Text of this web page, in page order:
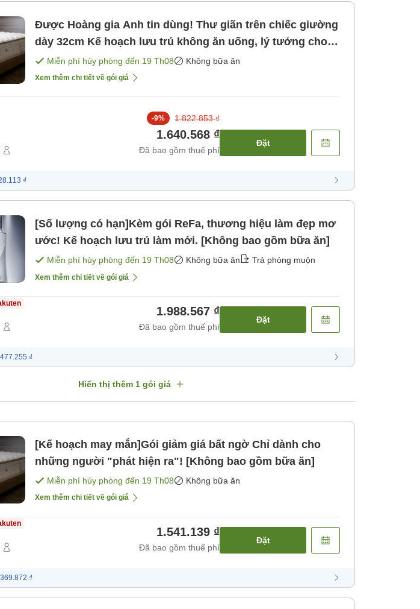
Được Hoàng gia Anh tin dùng! Thư giãn trên chiếc giường
dày 32cm Kế hoạch lưu trú không ăn uống, lý tưởng cho
việc tham gia các buổi hòa nhạc tại GLION hoặc Kobe!
[Không bao gồm bữa ăn]
Miễn phí hủy phòng đến 19 Th08 Không bữa ăn
Xem thêm chi tiết về gói giá
-9% 1.822.853 ₫
1.640.568 ₫
Đã bao gồm thuế phí
Đặt
₫
[Số lượng có hạn]Kèm gói ReFa, thương hiệu làm đẹp mơ
ước! Kế hoạch lưu trú làm mới. [Không bao gồm bữa ăn]
Miễn phí hủy phòng đến 19 Th08 Không bữa ăn Trả phòng muộn
Xem thêm chi tiết về gói giá
1.988.567 ₫
Đã bao gồm thuế phí
Đặt
477.255 ₫
Hiển thị thêm 1 gói giá
[Kế hoạch may mắn]Gói giảm giá bất ngờ Chỉ dành cho
những người "phát hiện ra"! [Không bao gồm bữa ăn]
Miễn phí hủy phòng đến 19 Th08 Không bữa ăn
Xem thêm chi tiết về gói giá
1.541.139 ₫
Đã bao gồm thuế phí
Đặt
369.872 ₫